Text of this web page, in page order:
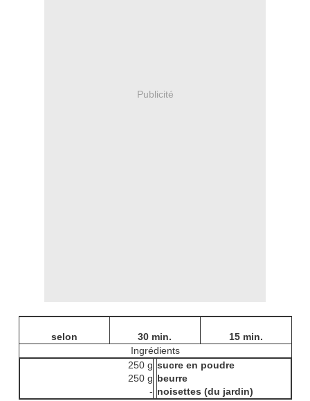
Publicité
selon 30 min.
15 min.
Ingrédients
250 g
250 g
-
sucre en poudre
beurre
noisettes (du jardin)